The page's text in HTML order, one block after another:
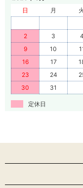
日
月 火
2
3 4
9
10
16
17
23
24
30
31
定休日